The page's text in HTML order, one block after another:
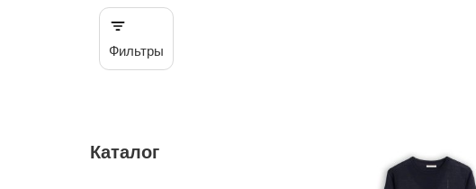
Фильтры
Каталог